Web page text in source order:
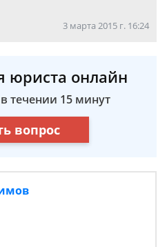
3 марта 2015 г. 16:24
юриста онлайн
течении 15 минут
вопрос